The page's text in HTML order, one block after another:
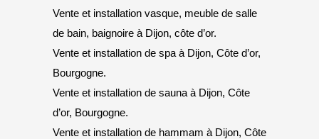
Vente et installation vasque, meuble de salle
de bain, baignoire à Dijon, côte d’or.
Vente et installation de spa à Dijon, Côte d’or,
Bourgogne.
Vente et installation de sauna à Dijon, Côte
d’or, Bourgogne.
Vente et installation de hammam à Dijon, Côte